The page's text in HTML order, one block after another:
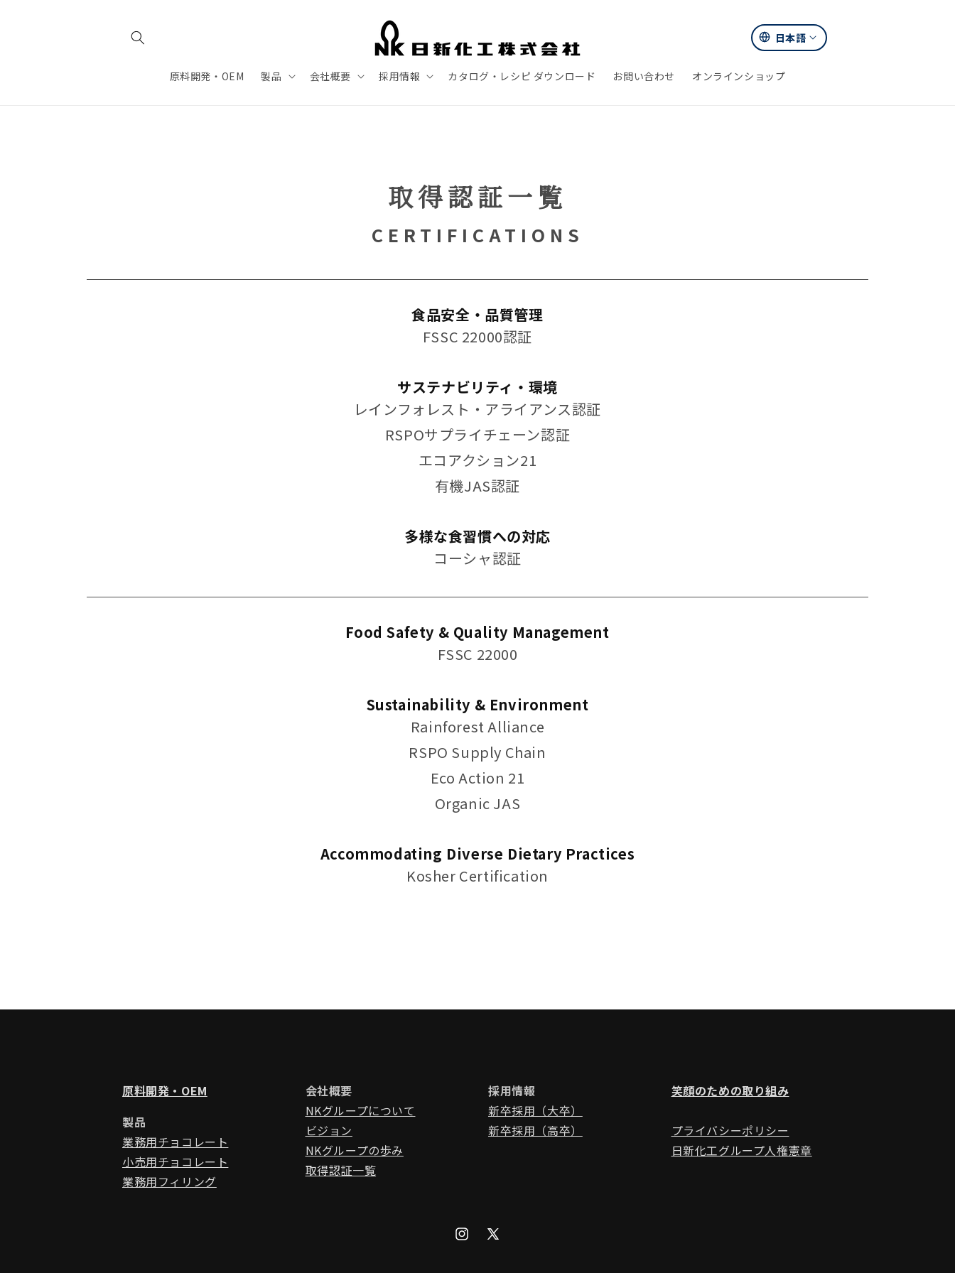
原料開発・OEM 製品 会社概要 採用情報 カタログ・レシピ ダウンロード お問い合わせ オンラインショップ
言
語
日本語
カ
ト
取得認証一覧
CERTIFICATIONS
食品安全・品質管理
FSSC 22000認証
サステナビリティ・環境
レインフォレスト・アライアンス認証
RSPOサプライチェーン認証
エコアクション21
有機JAS認証
多様な食習慣への対応
コーシャ認証
Food Safety & Quality Management
FSSC 22000
Sustainability & Environment
Rainforest Alliance
RSPO Supply Chain
Eco Action 21
Organic JAS
Accommodating Diverse Dietary Practices
Kosher Certification
原料開発・OEM
製品
業務用チョコレート
小売用チョコレート
業務用フィリング
会社概要
NKグループについて
ビジョン
NKグループの歩み
取得認証一覧
採用情報
新卒採用（大卒）
新卒採用（高卒）
笑顔のための取り組み
プライバシーポリシー
日新化工グループ人権憲章
Instagram
X